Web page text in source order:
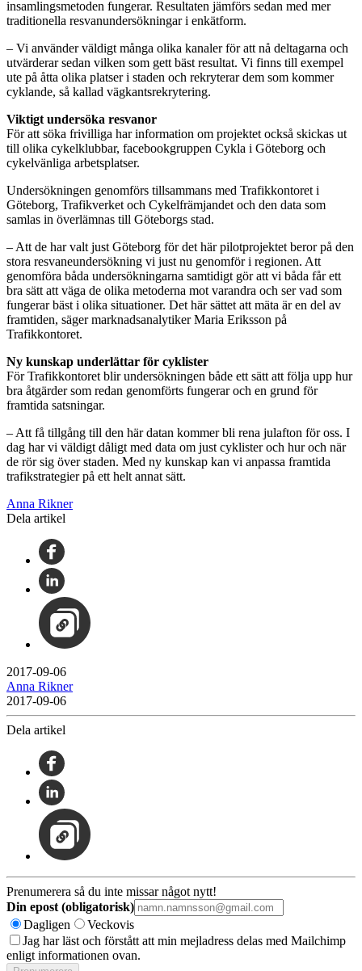
insamlingsmetoden fungerar. Resultaten jämförs sedan med mer
traditionella resvanundersökningar i enkätform.
– Vi använder väldigt många olika kanaler för att nå deltagarna och
utvärderar sedan vilken som gett bäst resultat. Vi finns till exempel
ute på åtta olika platser i staden och rekryterar dem som kommer
cyklande, så kallad vägkantsrekrytering.
Viktigt undersöka resvanor
För att söka frivilliga har information om projektet också skickas ut
till olika cykelklubbar, facebookgruppen Cykla i Göteborg och
cykelvänliga arbetsplatser.
Undersökningen genomförs tillsammans med Trafikkontoret i
Göteborg, Trafikverket och Cykelfrämjandet och den data som
samlas in överlämnas till Göteborgs stad.
– Att de har valt just Göteborg för det här pilotprojektet beror på den
stora resvaneundersökning vi just nu genomför i regionen. Att
genomföra båda undersökningarna samtidigt gör att vi båda får ett
bra sätt att väga de olika metoderna mot varandra och ser vad som
fungerar bäst i olika situationer. Det här sättet att mäta är en del av
framtiden, säger marknadsanalytiker Maria Eriksson på
Trafikkontoret.
Ny kunskap underlättar för cyklister
För Trafikkontoret blir undersökningen både ett sätt att följa upp hur
bra åtgärder som redan genomförts fungerar och en grund för
framtida satsningar.
– Att få tillgång till den här datan kommer bli rena julafton för oss. I
dag har vi väldigt dåligt med data om just cyklister och hur och när
de rör sig över staden. Med ny kunskap kan vi anpassa framtida
trafikstrategier på ett helt annat sätt.
Anna Rikner
Dela artikel
2017-09-06
Anna Rikner
2017-09-06
Dela artikel
Prenumerera så du inte missar något nytt!
Din epost (obligatorisk)
Dagligen
Veckovis
Jag har läst och förstått att min mejladress delas med Mailchimp
enligt informationen ovan.